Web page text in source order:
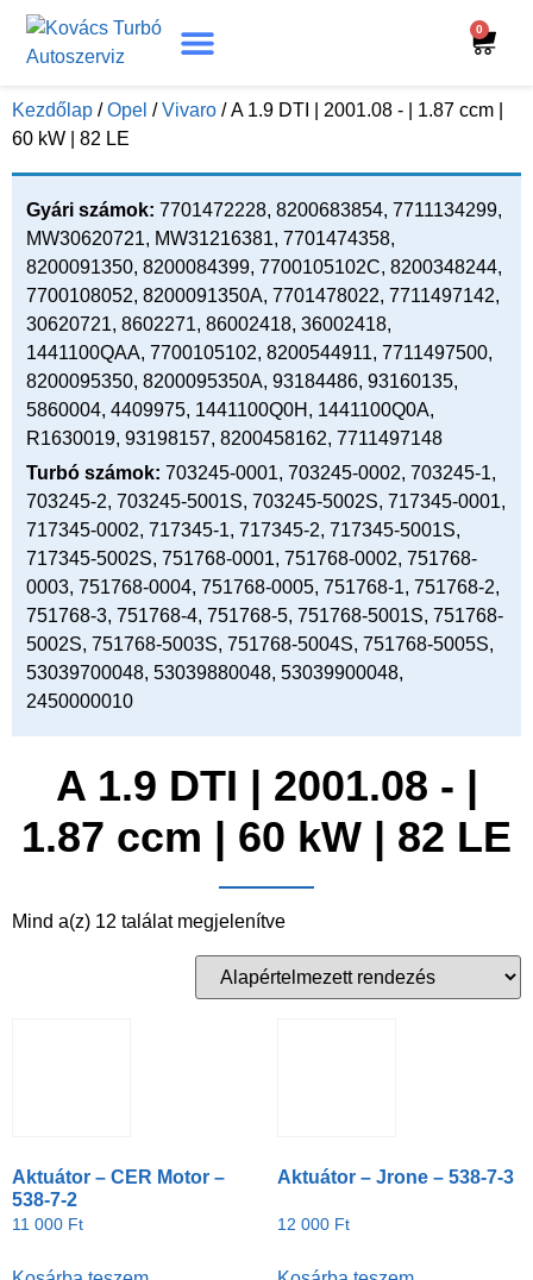
0
Kezdőlap /Opel /Vivaro / A 1.9 DTI | 2001.08 - | 1.87 ccm |
60 kW | 82 LE
Gyári számok: 7701472228, 8200683854, 7711134299,
MW30620721, MW31216381, 7701474358,
8200091350, 8200084399, 7700105102C, 8200348244,
7700108052, 8200091350A, 7701478022, 7711497142,
30620721, 8602271, 86002418, 36002418,
1441100QAA, 7700105102, 8200544911, 7711497500,
8200095350, 8200095350A, 93184486, 93160135,
5860004, 4409975, 1441100Q0H, 1441100Q0A,
R1630019, 93198157, 8200458162, 7711497148
Turbó számok: 703245-0001, 703245-0002, 703245-1,
703245-2, 703245-5001S, 703245-5002S, 717345-0001,
717345-0002, 717345-1, 717345-2, 717345-5001S,
717345-5002S, 751768-0001, 751768-0002, 751768-
0003, 751768-0004, 751768-0005, 751768-1, 751768-2,
751768-3, 751768-4, 751768-5, 751768-5001S, 751768-
5002S, 751768-5003S, 751768-5004S, 751768-5005S,
53039700048, 53039880048, 53039900048,
2450000010
A 1.9 DTI | 2001.08 - |
1.87 ccm | 60 kW | 82 LE
Mind a(z) 12 találat megjelenítve
Aktuátor – CER Motor –
538-7-2
11 000 Ft
Aktuátor – Jrone – 538-7-3
12 000 Ft